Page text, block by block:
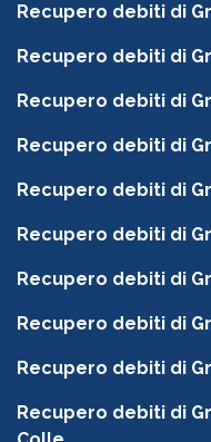
Recupero debiti di
Recupero debiti di
Recupero debiti di
Recupero debiti di
Recupero debiti di
Recupero debiti di
Recupero debiti di
Recupero debiti di
Recupero debiti di
Recupero debiti di